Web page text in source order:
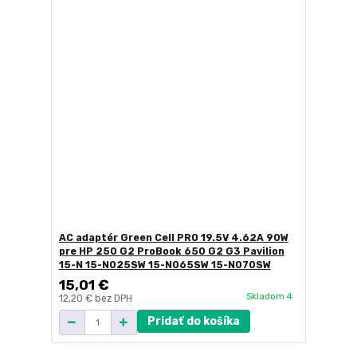
AC adaptér Green Cell PRO 19.5V 4.62A 90W
pre HP 250 G2 ProBook 650 G2 G3 Pavilion
15-N 15-N025SW 15-N065SW 15-N070SW
15,01 €
12,20 € bez DPH Skladom 4
Pridať do košíka